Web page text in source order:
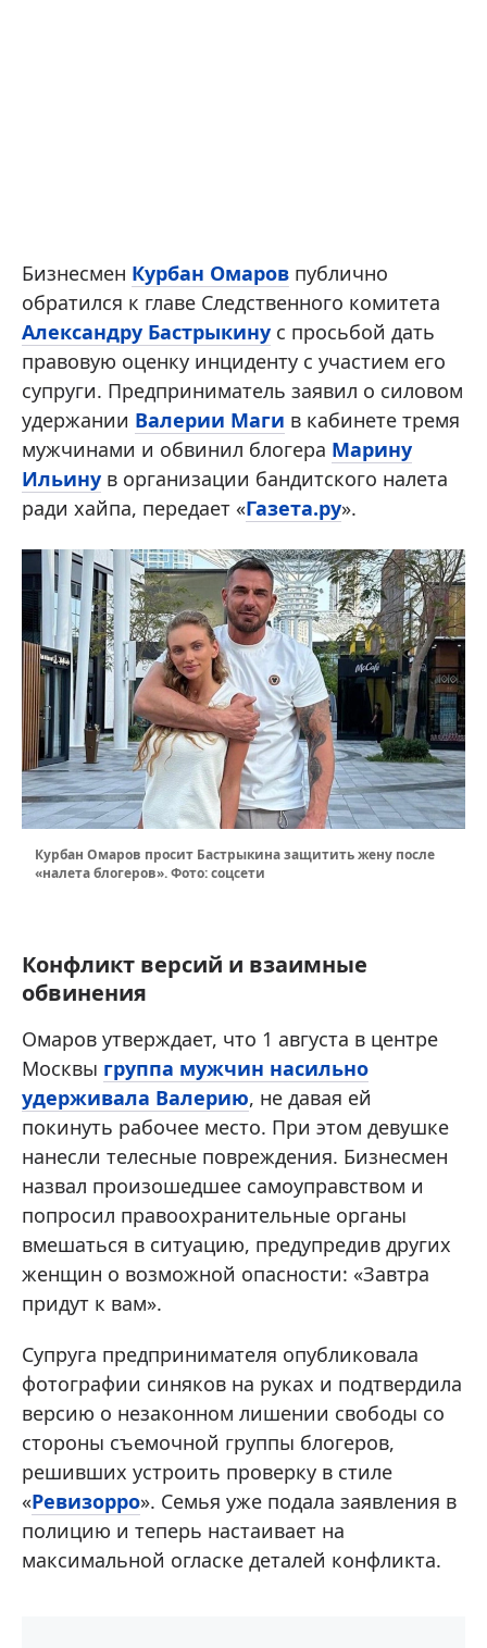
Бизнесмен Курбан Омаров публично
обратился к главе Следственного комитета
Александру Бастрыкину с просьбой дать
правовую оценку инциденту с участием его
супруги. Предприниматель заявил о силовом
удержании Валерии Маги в кабинете тремя
мужчинами и обвинил блогера Марину
Ильину в организации бандитского налета
ради хайпа, передает «Газета.ру».
Курбан Омаров просит Бастрыкина защитить жену после
«налета блогеров». Фото: соцсети
Конфликт версий и взаимные
обвинения
Омаров утверждает, что 1 августа в центре
Москвы группа мужчин насильно
удерживала Валерию, не давая ей
покинуть рабочее место. При этом девушке
нанесли телесные повреждения. Бизнесмен
назвал произошедшее самоуправством и
попросил правоохранительные органы
вмешаться в ситуацию, предупредив других
женщин о возможной опасности: «Завтра
придут к вам».
Супруга предпринимателя опубликовала
фотографии синяков на руках и подтвердила
версию о незаконном лишении свободы со
стороны съемочной группы блогеров,
решивших устроить проверку в стиле
«Ревизорро». Семья уже подала заявления в
полицию и теперь настаивает на
максимальной огласке деталей конфликта.